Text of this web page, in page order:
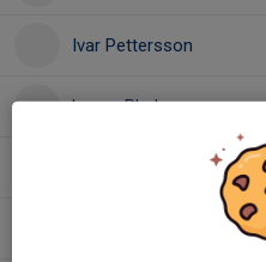
Ivar Pettersson
Lucas Blad
Lukas Westerberg
Malte Herdin Eriksson